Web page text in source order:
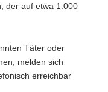
der auf etwa 1.000
Täter oder
melden sich
erreichbar